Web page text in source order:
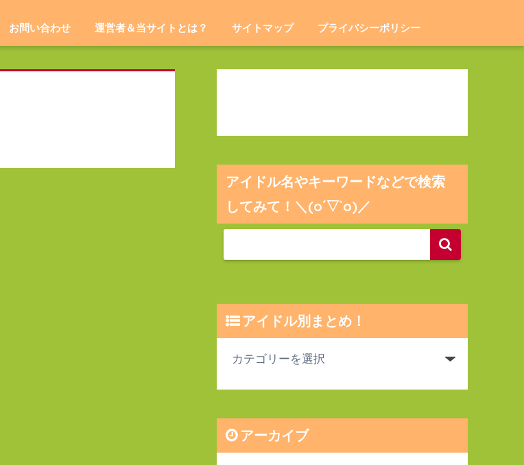
お問い合わせ 運営者＆当サイトとは？ サイトマップ プライバシーポリシー
アイドル名やキーワードなどで検索
してみて！＼(o´▽`o)／
アイドル別まとめ！
アーカイブ